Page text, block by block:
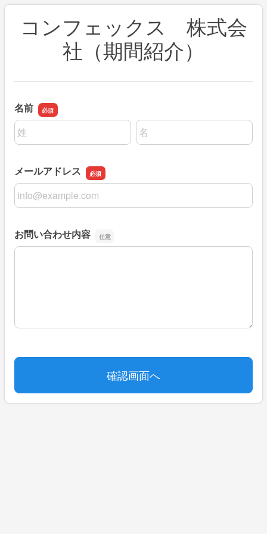
コンフェックス 株式会
社（期間紹介）
名前
名前の姓
名前の名
メールアドレス
メールアドレス
お問い合わせ内容
お問い合わせ内容